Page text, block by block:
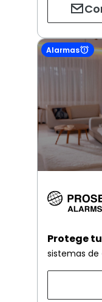
Alarmas
Protege
sistemas de